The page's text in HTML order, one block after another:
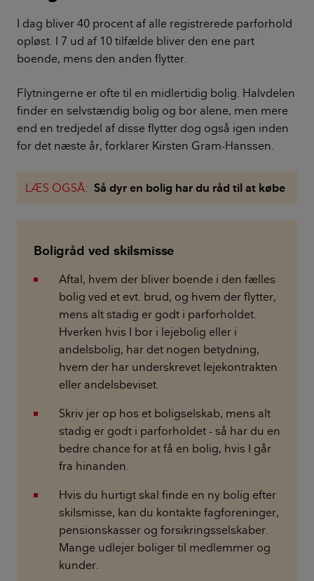
I dag bliver 40 procent af alle registrerede parforhold
opløst. I 7 ud af 10 tilfælde bliver den ene part
boende, mens den anden flytter.
Flytningerne er ofte til en midlertidig bolig. Halvdelen
finder en selvstændig bolig og bor alene, men mere
end en tredjedel af disse flytter dog også igen inden
for det næste år, forklarer Kirsten Gram-Hanssen.
LÆS OGSÅ: Så dyr en bolig har du råd til at købe
Boligråd ved skilsmisse
Aftal, hvem der bliver boende i den fælles
bolig ved et evt. brud, og hvem der flytter,
mens alt stadig er godt i parforholdet.
Hverken hvis I bor i lejebolig eller i
andelsbolig, har det nogen betydning,
hvem der har underskrevet lejekontrakten
eller andelsbeviset.
Skriv jer op hos et boligselskab, mens alt
stadig er godt i parforholdet - så har du en
bedre chance for at få en bolig, hvis I går
fra hinanden.
Hvis du hurtigt skal finde en ny bolig efter
skilsmisse, kan du kontakte fagforeninger,
pensionskasser og forsikringsselskaber.
Mange udlejer boliger til medlemmer og
kunder.